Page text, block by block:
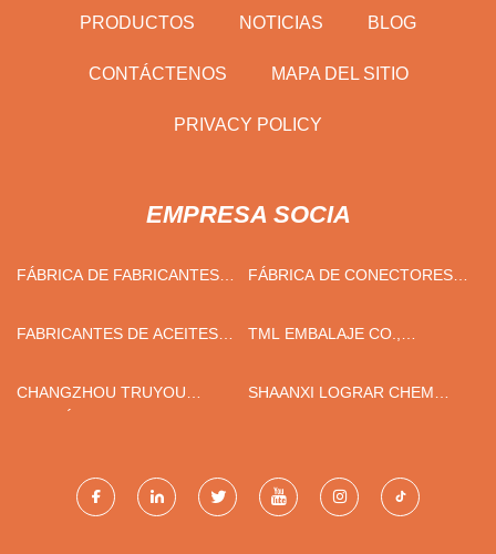
PRODUCTOS NOTICIAS BLOG
CONTÁCTENOS MAPA DEL SITIO
PRIVACY POLICY
EMPRESA SOCIA
FÁBRICA DE FABRICANTES
FÁBRICA DE CONECTORES
CHINA
FABRICANTES DE ACEITES
TML EMBALAJE CO.,
CHANGZHOU TRUYOU
SHAANXI LOGRAR CHEM